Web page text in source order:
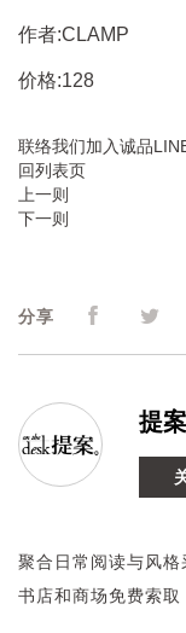
作者:CLAMP
价格:128
联络我们加入诚品
回列表页
上一则
下一则
分享
提
聚合日常阅读与风
书店和商场免费索取